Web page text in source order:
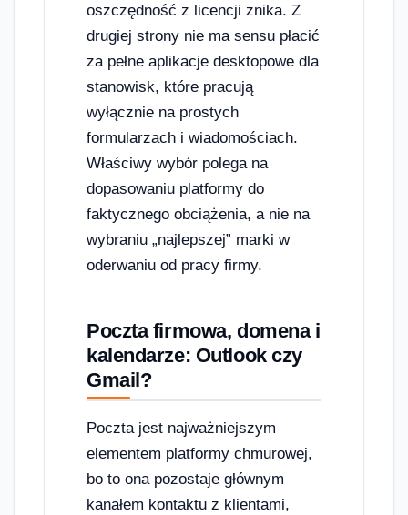
oszczędność z licencji znika. Z
drugiej strony nie ma sensu płacić
za pełne aplikacje desktopowe dla
stanowisk, które pracują
wyłącznie na prostych
formularzach i wiadomościach.
Właściwy wybór polega na
dopasowaniu platformy do
faktycznego obciążenia, a nie na
wybraniu „najlepszej” marki w
oderwaniu od pracy firmy.
Poczta firmowa, domena i
kalendarze: Outlook czy
Gmail?
Poczta jest najważniejszym
elementem platformy chmurowej,
bo to ona pozostaje głównym
kanałem kontaktu z klientami,